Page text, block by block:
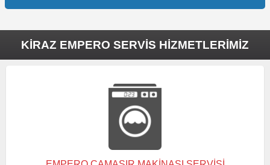
KIRAZ EMPERO SERVIS HIZMETLERIMIZ